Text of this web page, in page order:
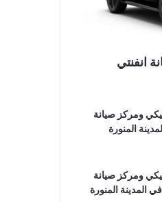
انفنتي
ومركز صيانة
المنورة
ومركز صيانة
المدينة المنورة